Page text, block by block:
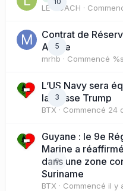
LE COACH ·
5
Contrat de
Active
mrhb · Commencé
3
L’US Navy sera
la classe Trump
BTX · Commencé 24
0
Guyane : le 9e
Marine a
dans une zone
Suriname
BTX · Commencé il y